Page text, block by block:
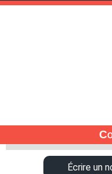
Écrire un